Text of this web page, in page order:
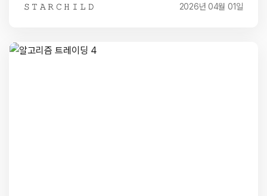
𝚂 𝚃 𝙰 𝚁 𝙲 𝙷 𝙸 𝙻 𝙳 2026년 04월 01일